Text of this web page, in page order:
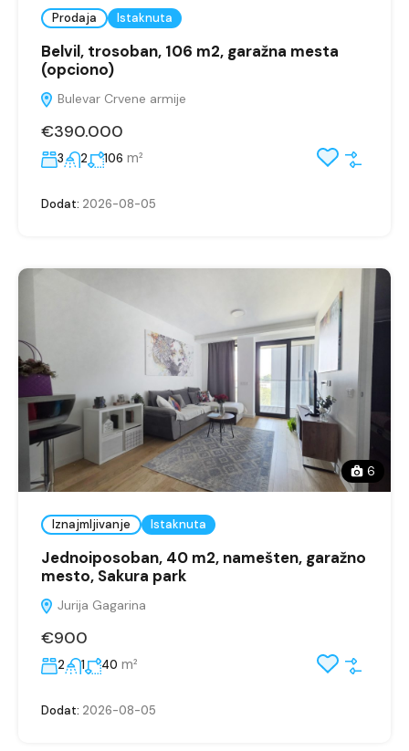
Prodaja Istaknuta
Belvil, trosoban, 106 m2, garažna mesta
(opciono)
Bulevar Crvene armije
€390.000
3 2 106 m²
Dodat: 2026-08-05
6
Iznajmljivanje Istaknuta
Jednoiposoban, 40 m2, namešten, garažno
mesto, Sakura park
Jurija Gagarina
€900
2 1 40 m²
Dodat: 2026-08-05